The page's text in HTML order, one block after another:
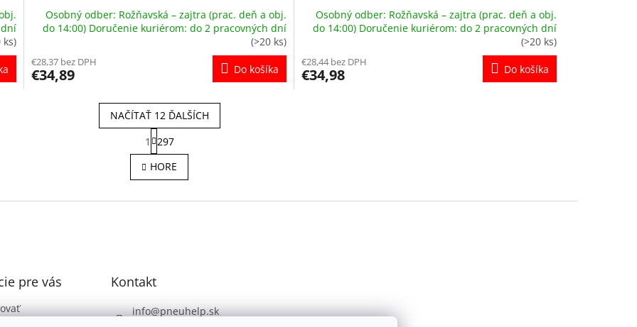
ks)
Osobný odber: Rožňavská – zajtra (prac. deň a obj.
do 14:00) Doručenie kuriérom: do 2 pracovných dní
(>20 ks)
€28,37 bez DPH
€34,89 Do košíka
Osobný odber: Rožňavská – zajtra (prac. deň a obj.
do 14:00) Doručenie kuriérom: do 2 pracovných dní
(>20 ks)
€28,44 bez DPH
€34,98 Do košíka
O
v
l
d
k
NAČÍTAŤ 12 ĎALŠÍCH
S
t
r
á
n
o
1
297
HORE
pre vás Kontakt
info@pneuhelp.sk